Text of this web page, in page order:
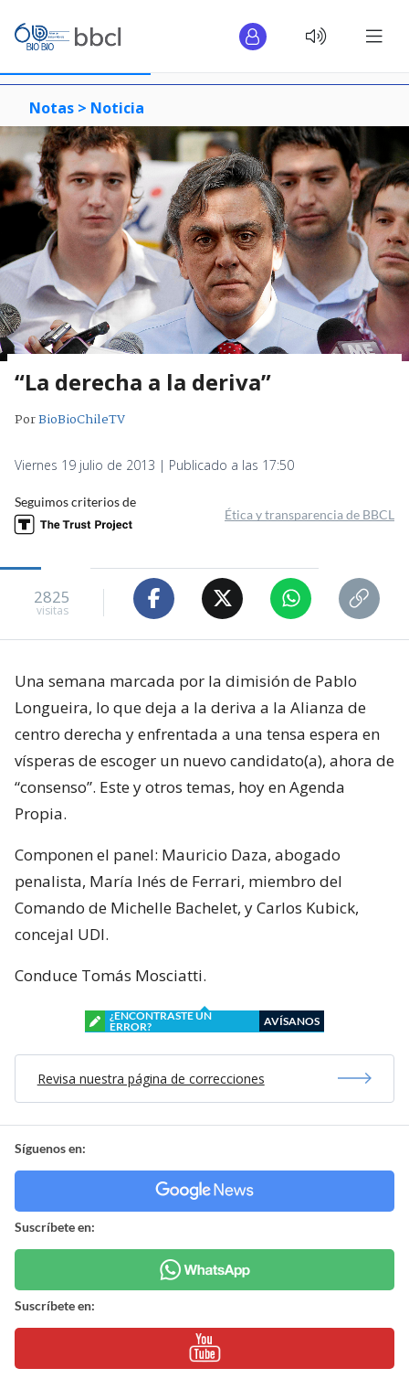
Notas > Noticia
“La derecha a la deriva”
PorBioBioChileTV
Viernes 19 julio de 2013 | Publicado a las 17:50
Seguimos criterios de
Ética y transparencia de BBCL
2825
visitas
Una semana marcada por la dimisión de Pablo
Longueira, lo que deja a la deriva a la Alianza de
centro derecha y enfrentada a una tensa espera en
vísperas de escoger un nuevo candidato(a), ahora de
“consenso”. Este y otros temas, hoy en Agenda
Propia.
Componen el panel: Mauricio Daza, abogado
penalista, María Inés de Ferrari, miembro del
Comando de Michelle Bachelet, y Carlos Kubick,
concejal UDI.
Conduce Tomás Mosciatti.
¿ENCONTRASTE UN
ERROR?
AVÍSANOS
Revisa nuestra página de correcciones
Síguenos en:
Suscríbete en:
Suscríbete en: